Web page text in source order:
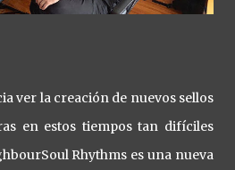
ver la creación de nuevos sellos
en estos tiempos tan difíciles
Rhythms es una nueva